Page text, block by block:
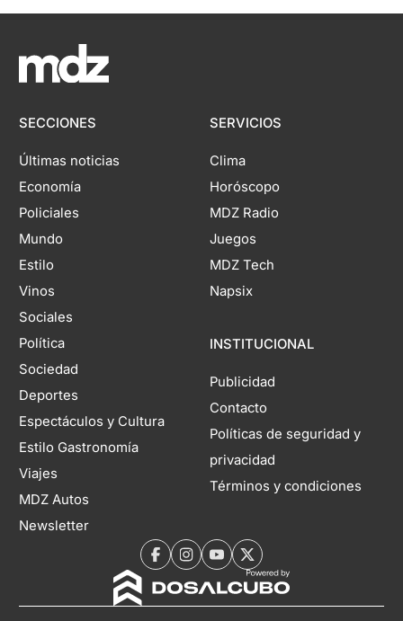
SECCIONES
Últimas noticias
Economía
Policiales
Mundo
Estilo
Vinos
Sociales
Política
Sociedad
Deportes
Espectáculos y Cultura
Estilo Gastronomía
Viajes
MDZ Autos
Newsletter
SERVICIOS
Clima
Horóscopo
MDZ Radio
Juegos
MDZ Tech
Napsix
INSTITUCIONAL
Publicidad
Contacto
Políticas de seguridad y
privacidad
Términos y condiciones